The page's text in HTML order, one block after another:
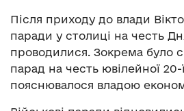
Після приходу до влади
паради у столиці на честь
проводилися. Зокрема було
парад на честь ювілейної 20-
пояснювалося владою